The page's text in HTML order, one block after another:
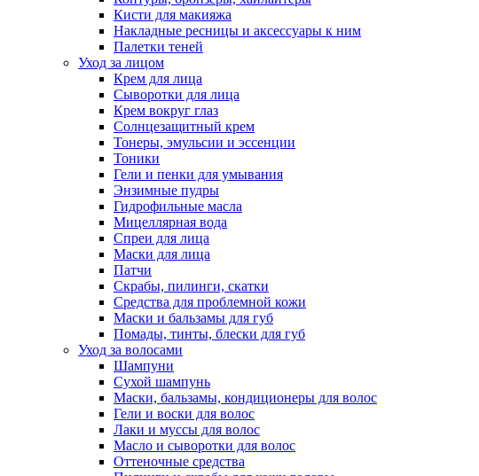
Кисти для макияжа
Накладные ресницы и аксессуары к ним
Палетки теней
Уход за лицом
Крем для лица
Сыворотки для лица
Крем вокруг глаз
Солнцезащитный крем
Тонеры, эмульсии и эссенции
Тоники
Гели и пенки для умывания
Энзимные пудры
Гидрофильные масла
Мицеллярная вода
Спреи для лица
Маски для лица
Патчи
Скрабы, пилинги, скатки
Средства для проблемной кожи
Маски и бальзамы для губ
Помады, тинты, блески для губ
Уход за волосами
Шампуни
Сухой шампунь
Маски, бальзамы, кондиционеры для волос
Гели и воски для волос
Лаки и муссы для волос
Масло и сыворотки для волос
Оттеночные средства